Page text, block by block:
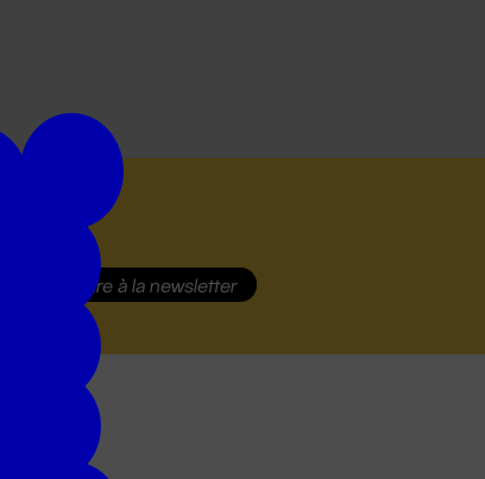
S'inscrire à la newsletter